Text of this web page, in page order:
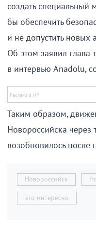
создать специальный
бы обеспечить
и не допустить новых
Об этом заявил
в интервью Anadolu,
Таким образом,
Новороссийска через
возобновилось после
Новороссийск
это интересно